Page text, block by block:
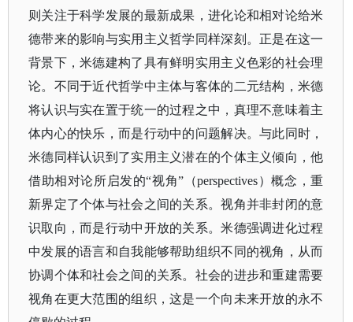
则关注于科学发展的最新成果，进化论和相对论给米
德带来的影响与实用主义哲学同样深刻。正是在这一
背景下，米德建构了具有鲜明实用主义色彩的社会理
论。不同于近代哲学中主体与客体的二元结构，米德
将认识与实在置于统一的过程之中，真理不意味着主
体内心的快乐，而是行动中的问题解决。与此同时，
米德同样认识到了实用主义潜在的个体主义倾向，他
借助相对论所启发的“视角”（perspectives）概念，重
新界定了个体与社会之间的关系。视角并非封闭的意
识取向，而是行动中开放的关系。米德强调进化过程
中发展的语言和自我能够帮助组织不同的视角，从而
协调个体和社会之间的关系。社会的进步和重建需要
视角在更大范围的组织，这是一个向未来开放的永不